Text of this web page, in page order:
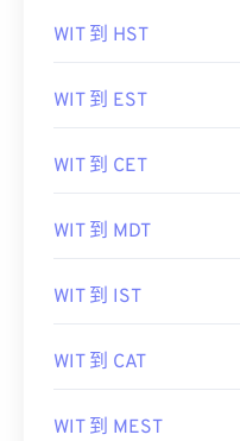
WIT 到 HST
WIT 到 EST
WIT 到 CET
WIT 到 MDT
WIT 到 IST
WIT 到 CAT
WIT 到 MEST